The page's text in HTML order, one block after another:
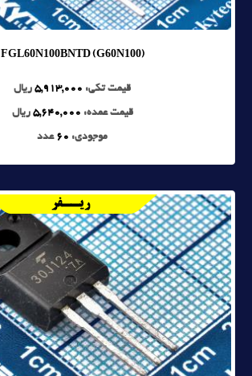
FGL60N100BNTD (G60N100)
قیمت تکی: 5,913,000 ریال
قیمت عمده: 5,640,000 ریال
موجودی: 60 عدد